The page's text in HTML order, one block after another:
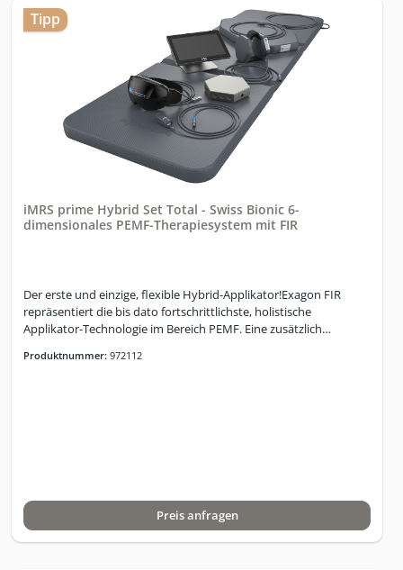
Tipp
iMRS prime Hybrid Set Total - Swiss Bionic 6-
dimensionales PEMF-Therapiesystem mit FIR
Der erste und einzige, flexible Hybrid-Applikator!Exagon FIR
repräsentiert die bis dato fortschrittlichste, holistische
Applikator-Technologie im Bereich PEMF. Eine zusätzlich
Karbonfaser-Geflecht, sorgt für die zusätzliche Generierung von
umfasst :iMRS prime Steuer-PaneliMRS prime
ConnectorboxExagon FIR-ApplikatorExagon Lokal-
ApplikatorExagon Spot-Applikator20-PIN prime
Produktnummer: 972112
Preis anfragen